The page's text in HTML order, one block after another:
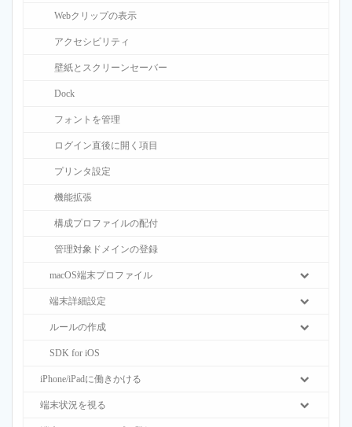
Webクリップの表示
アクセシビリティ
壁紙とスクリーンセーバー
Dock
フォントを管理
ログイン直後に開く項目
プリンタ設定
機能拡張
構成プロファイルの配付
管理対象ドメインの登録
macOS端末プロファイル
端末詳細設定
ルールの作成
SDK for iOS
iPhone/iPadに働きかける
端末状況を視る